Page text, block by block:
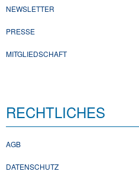
NEWSLETTER
PRESSE
MITGLIEDSCHAFT
RECHTLICHES
AGB
DATENSCHUTZ